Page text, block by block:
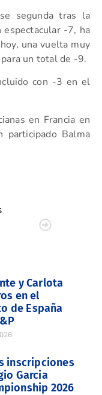
segunda tras la
-7, ha
una vuelta muy
un total de -9.
con -3 en el
en Francia en
Balma
y Carlota
en el
de España
inscripciones
Garcia
2026